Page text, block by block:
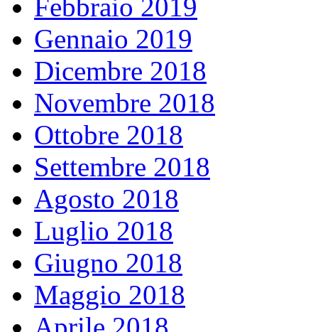
Febbraio 2019
Gennaio 2019
Dicembre 2018
Novembre 2018
Ottobre 2018
Settembre 2018
Agosto 2018
Luglio 2018
Giugno 2018
Maggio 2018